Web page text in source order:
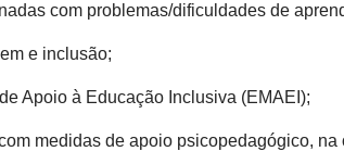
com problemas/dificuldades de
e inclusão;
Apoio à Educação Inclusiva (EMAEI);
medidas de apoio psicopedagógico,